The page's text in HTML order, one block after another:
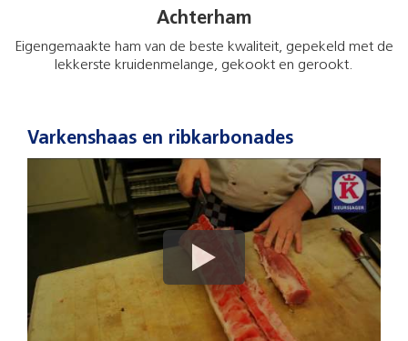
Achterham
Eigengemaakte ham van de beste kwaliteit, gepekeld met de
lekkerste kruidenmelange, gekookt en gerookt.
Varkenshaas en ribkarbonades